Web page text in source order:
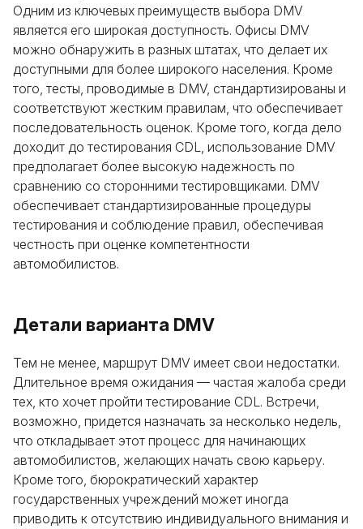
Одним из ключевых преимуществ выбора DMV
является его широкая доступность. Офисы DMV
можно обнаружить в разных штатах, что делает их
доступными для более широкого населения. Кроме
того, тесты, проводимые в DMV, стандартизированы и
соответствуют жестким правилам, что обеспечивает
последовательность оценок. Кроме того, когда дело
доходит до тестирования CDL, использование DMV
предполагает более высокую надежность по
сравнению со сторонними тестировщиками. DMV
обеспечивает стандартизированные процедуры
тестирования и соблюдение правил, обеспечивая
честность при оценке компетентности
автомобилистов.
Детали варианта DMV
Тем не менее, маршрут DMV имеет свои недостатки.
Длительное время ожидания — частая жалоба среди
тех, кто хочет пройти тестирование CDL. Встречи,
возможно, придется назначать за несколько недель,
что откладывает этот процесс для начинающих
автомобилистов, желающих начать свою карьеру.
Кроме того, бюрократический характер
государственных учреждений может иногда
приводить к отсутствию индивидуального внимания и